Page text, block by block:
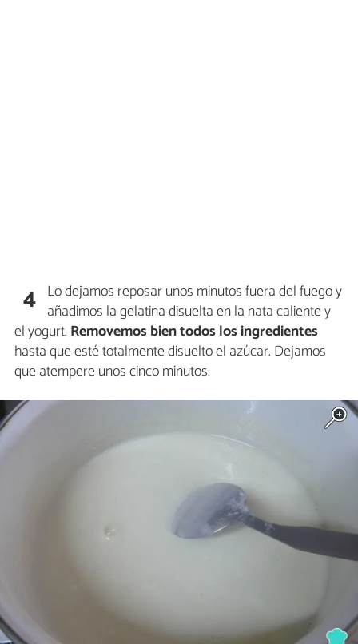
4 Lo dejamos reposar unos minutos fuera del fuego y
añadimos la gelatina disuelta en la nata caliente y
el yogurt. Removemos bien todos los ingredientes
hasta que esté totalmente disuelto el azúcar. Dejamos
que atempere unos cinco minutos.